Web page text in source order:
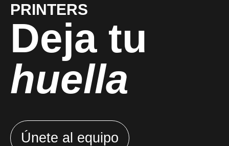
PRINTERS
Deja tu
huella
Únete al equipo